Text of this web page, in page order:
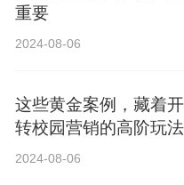
重要
2024-08-06
这些黄金案例，藏着
转校园营销的高阶玩法
2024-08-06